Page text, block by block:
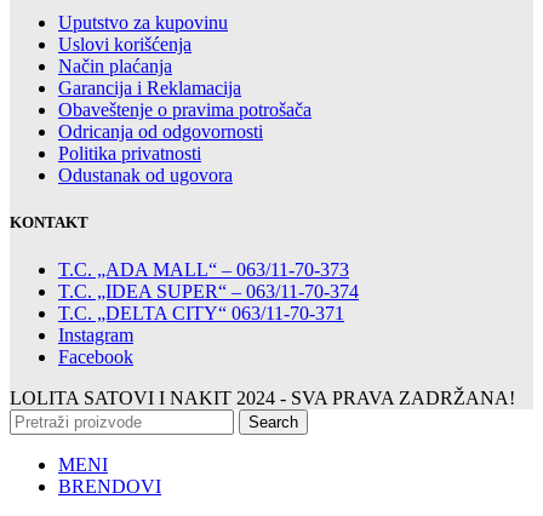
Uputstvo za kupovinu
Uslovi korišćenja
Način plaćanja
Garancija i Reklamacija
Obaveštenje o pravima potrošača
Odricanja od odgovornosti
Politika privatnosti
Odustanak od ugovora
KONTAKT
T.C. „ADA MALL“ – 063/11-70-373
T.C. „IDEA SUPER“ – 063/11-70-374
T.C. „DELTA CITY“ 063/11-70-371
Instagram
Facebook
LOLITA SATOVI I NAKIT 2024 - SVA PRAVA ZADRŽANA!
Search
MENI
BRENDOVI